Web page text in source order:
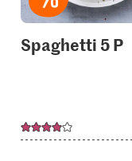
Spaghetti 5 P